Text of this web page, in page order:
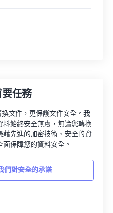
任務
文件，更保護文件安全。我
料始終安全無虞，無論您轉換
藉先進的加密技術、安全的資
保障您的資料安全。
們對安全的承諾